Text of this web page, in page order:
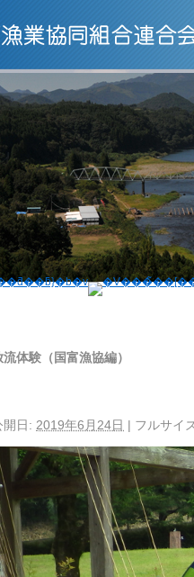
体験（国富漁協編）
開日: 2019年6月24日 | フルサイ